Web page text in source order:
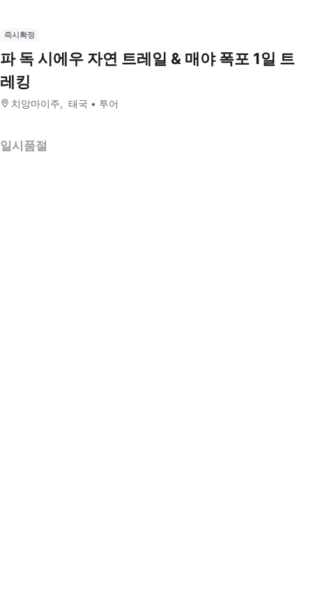
즉시확정
파 독 시에우 자연 트레일 & 매야 폭포 1일 트
레킹
치앙마이주 태국 투어
일시품절